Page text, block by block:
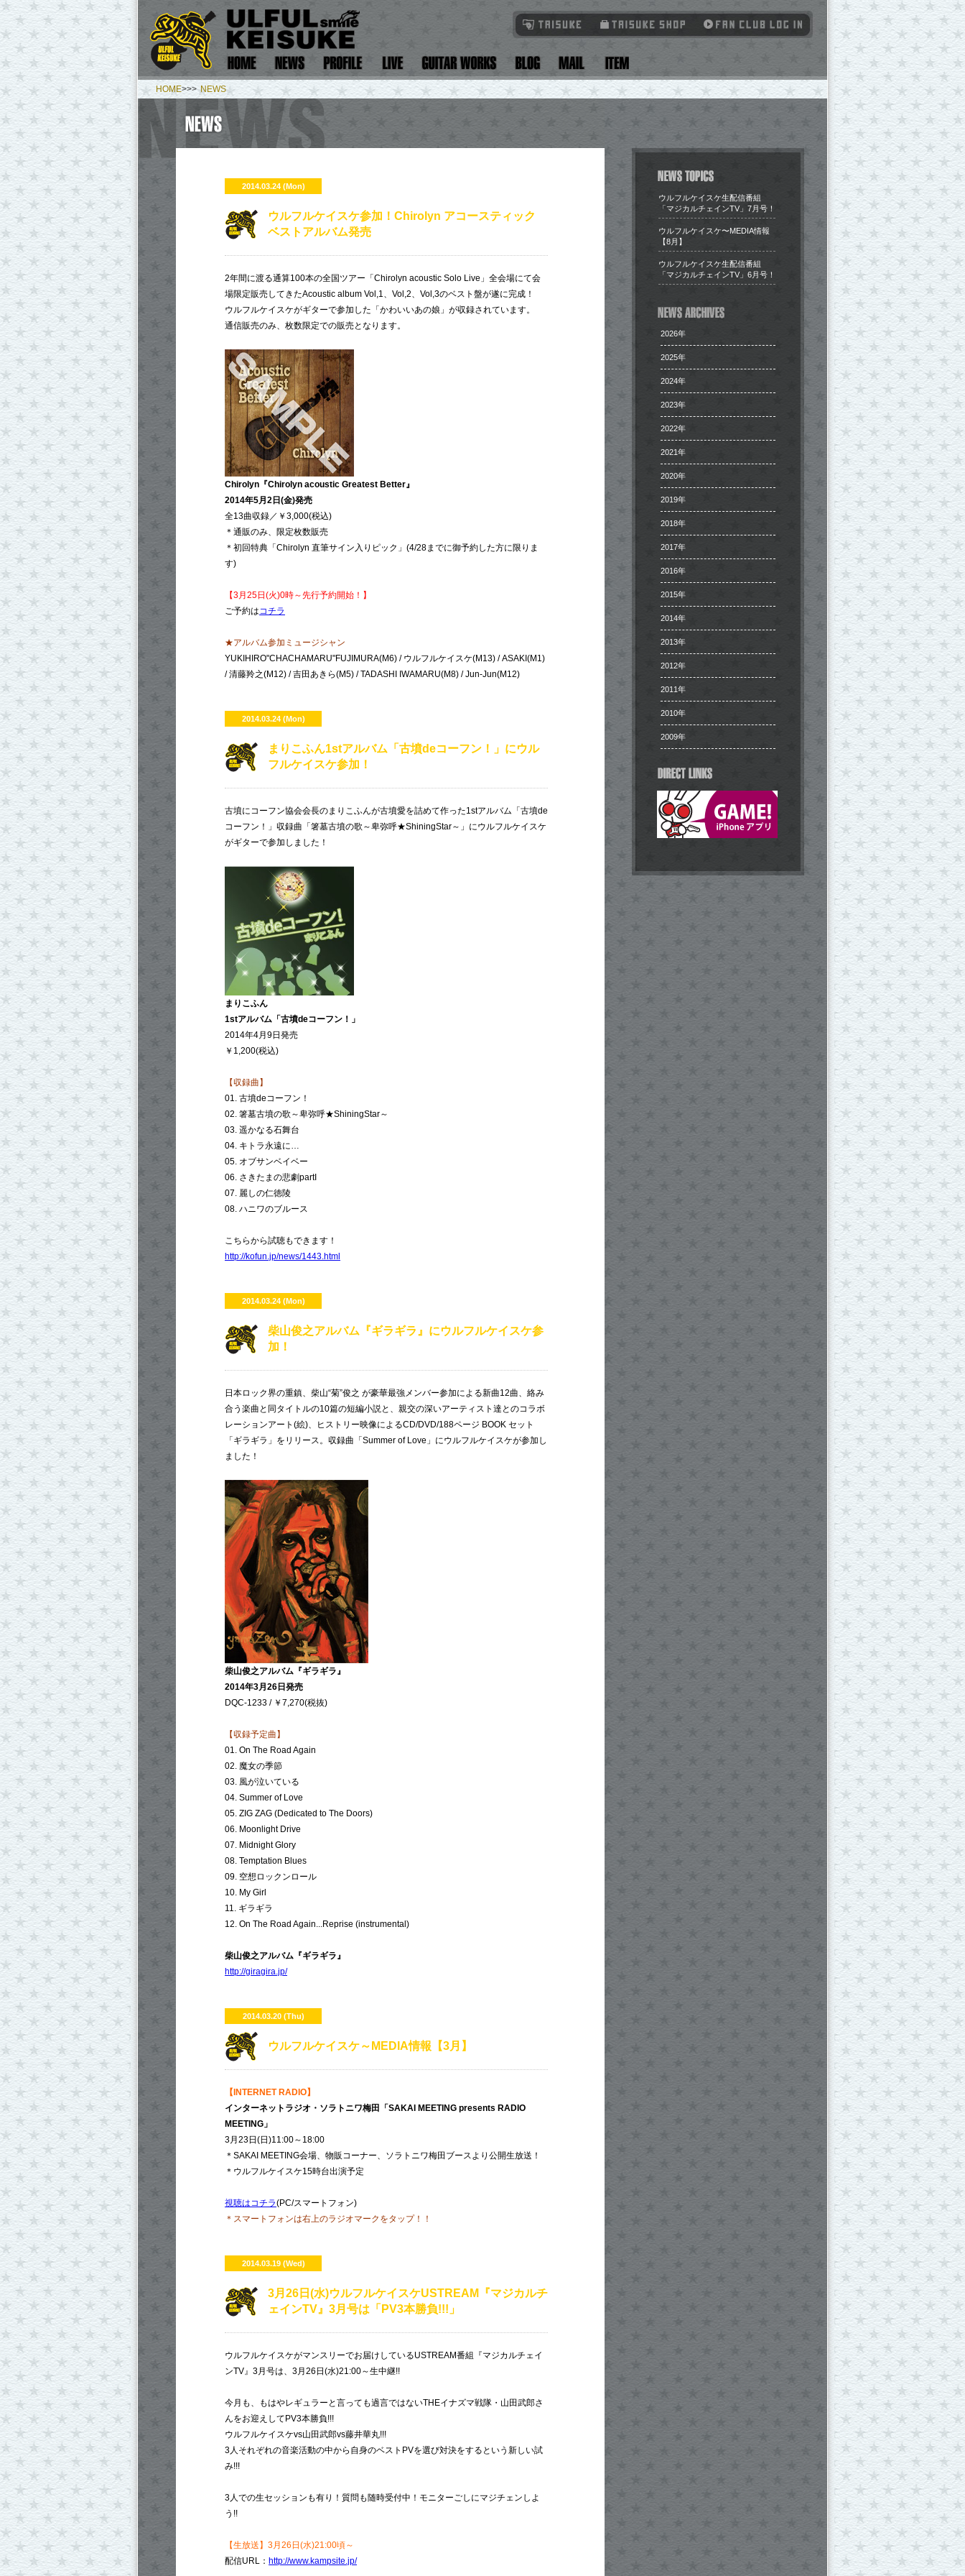
HOME>>> NEWS
2014.03.24 (Mon)
ウルフルケイスケ参加！Chirolyn アコースティック
ベストアルバム発売
2年間に渡る通算100本の全国ツアー「Chirolyn acoustic Solo Live」全会場にて会
場限定販売してきたAcoustic album Vol,1、Vol,2、Vol,3のベスト盤が遂に完成！
ウルフルケイスケがギターで参加した「かわいいあの娘」が収録されています。
通信販売のみ、枚数限定での販売となります。
Chirolyn『Chirolyn acoustic Greatest Better』
2014年5月2日(金)発売
全13曲収録／￥3,000(税込)
＊通販のみ、限定枚数販売
＊初回特典「Chirolyn 直筆サイン入りピック」(4/28までに御予約した方に限りま
す)
【3月25日(火)0時～先行予約開始！】
ご予約はコチラ
★アルバム参加ミュージシャン
YUKIHIRO"CHACHAMARU"FUJIMURA(M6) / ウルフルケイスケ(M13) / ASAKI(M1)
/ 清藤羚之(M12) / 吉田あきら(M5) / TADASHI IWAMARU(M8) / Jun-Jun(M12)
2014.03.24 (Mon)
まりこふん1stアルバム「古墳deコーフン！」にウル
フルケイスケ参加！
古墳にコーフン協会会長のまりこふんが古墳愛を詰めて作った1stアルバム「古墳de
コーフン！」収録曲「箸墓古墳の歌～卑弥呼★ShiningStar～」にウルフルケイスケ
がギターで参加しました！
まりこふん
1stアルバム「古墳deコーフン！」
2014年4月9日発売
￥1,200(税込)
【収録曲】
01. 古墳deコーフン！
02. 箸墓古墳の歌～卑弥呼★ShiningStar～
03. 遥かなる石舞台
04. キトラ永遠に…
05. オブサンベイベー
06. さきたまの悲劇partI
07. 麗しの仁徳陵
08. ハニワのブルース
こちらから試聴もできます！
http://kofun.jp/news/1443.html
2014.03.24 (Mon)
柴山俊之アルバム『ギラギラ』にウルフルケイスケ参
加！
日本ロック界の重鎮、柴山“菊”俊之 が豪華最強メンバー参加による新曲12曲、絡み
合う楽曲と同タイトルの10篇の短編小説と、親交の深いアーティスト達とのコラボ
レーションアート(絵)、ヒストリー映像によるCD/DVD/188ページ BOOK セット
「ギラギラ」をリリース。収録曲「Summer of Love」にウルフルケイスケが参加し
ました！
柴山俊之アルバム『ギラギラ』
2014年3月26日発売
DQC-1233 / ￥7,270(税抜)
【収録予定曲】
01. On The Road Again
02. 魔女の季節
03. 風が泣いている
04. Summer of Love
05. ZIG ZAG (Dedicated to The Doors)
06. Moonlight Drive
07. Midnight Glory
08. Temptation Blues
09. 空想ロックンロール
10. My Girl
11. ギラギラ
12. On The Road Again...Reprise (instrumental)
柴山俊之アルバム『ギラギラ』
http://giragira.jp/
2014.03.20 (Thu)
ウルフルケイスケ～MEDIA情報【3月】
【INTERNET RADIO】
インターネットラジオ・ソラトニワ梅田「SAKAI MEETING presents RADIO
MEETING」
3月23日(日)11:00～18:00
＊SAKAI MEETING会場、物販コーナー、ソラトニワ梅田ブースより公開生放送！
＊ウルフルケイスケ15時台出演予定
視聴はコチラ(PC/スマートフォン)
＊スマートフォンは右上のラジオマークをタップ！！
2014.03.19 (Wed)
3月26日(水)ウルフルケイスケUSTREAM『マジカルチ
ェインTV』3月号は「PV3本勝負!!!」
ウルフルケイスケがマンスリーでお届けしているUSTREAM番組『マジカルチェイ
ンTV』3月号は、3月26日(水)21:00～生中継!!
今月も、もはやレギュラーと言っても過言ではないTHEイナズマ戦隊・山田武郎さ
んをお迎えしてPV3本勝負!!!
ウルフルケイスケvs山田武郎vs藤井華丸!!!
3人それぞれの音楽活動の中から自身のベストPVを選び対決をするという新しい試
み!!!
3人での生セッションも有り！質問も随時受付中！モニターごしにマジチェンしよ
う!!
【生放送】3月26日(水)21:00頃～
配信URL： http://www.kampsite.jp/
ウルフルケイスケ生配信番組
「マジカルチェインTV」7月号！
​ウルフルケイスケ〜MEDIA情報
【8月】
ウルフルケイスケ生配信番組
「マジカルチェインTV」6月号！
2026年
2025年
2024年
2023年
2022年
2021年
2020年
2019年
2018年
2017年
2016年
2015年
2014年
2013年
2012年
2011年
2010年
2009年